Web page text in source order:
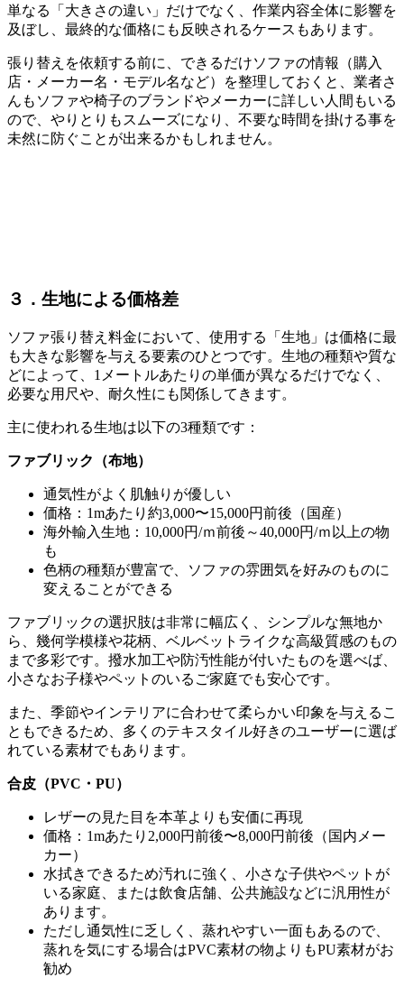
単なる「大きさの違い」だけでなく、作業内容全体に影響を
及ぼし、最終的な価格にも反映されるケースもあります。
張り替えを依頼する前に、できるだけソファの情報（購入
店・メーカー名・モデル名など）を整理しておくと、業者さ
んもソファや椅子のブランドやメーカーに詳しい人間もいる
ので、やりとりもスムーズになり、不要な時間を掛ける事を
未然に防ぐことが出来るかもしれません。
３．生地による価格差
ソファ張り替え料金において、使用する「生地」は価格に最
も大きな影響を与える要素のひとつです。生地の種類や質な
どによって、 1 メートルあたりの単価が異なるだけでなく、
必要な用尺や、耐久性にも関係してきます。
主に使われる生地は以下の3種類です：
ファブリック（布地）
通気性がよく肌触りが優しい
価格： 1mあたり約3,000〜15,000円前後（国産）
海外輸入生地： 10,000円/ｍ前後～40,000円/ｍ以上の物
も
色柄の種類が豊富で、ソファの雰囲気を好みのものに
変えることができる
ファブリックの選択肢は非常に幅広く、シンプルな無地か
ら、幾何学模様や花柄、ベルベットライクな高級質感のもの
まで多彩です。撥水加工や防汚性能が付いたものを選べば、
小さなお子様やペットのいるご家庭でも安心です。
また、季節やインテリアに合わせて柔らかい印象を与えるこ
ともできるため、多くのテキスタイル好きのユーザーに選ば
れている素材でもあります。
合皮（PVC ・ PU）
レザーの見た目を本革よりも安価に再現
価格： 1mあたり 2,000円前後〜8,000円前後（国内メー
カー）
水拭きできるため汚れに強く、小さな子供やペットが
いる家庭、または飲食店舗、公共施設などに汎用性が
あります。
ただし通気性に乏しく、蒸れやすい一面もあるので、
蒸れを気にする場合はPVC素材の物よりもPU素材がお
勧め